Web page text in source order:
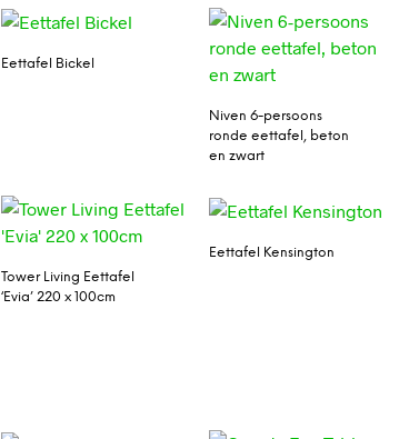
Eettafel Bickel
Niven 6-persoons
ronde eettafel, beton
en zwart
Tower Living Eettafel
‘Evia’ 220 x 100cm
Eettafel Kensington